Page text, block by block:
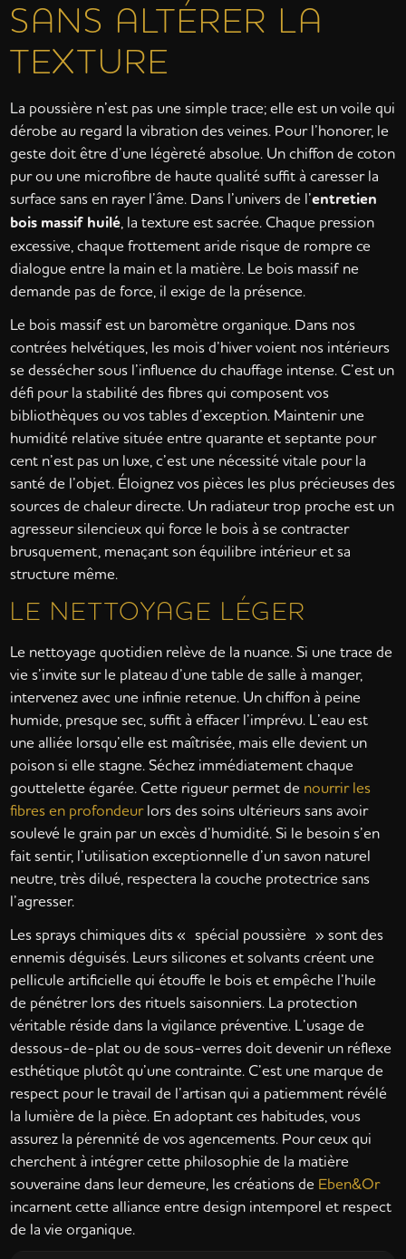
SANS ALTÉRER LA
TEXTURE
La poussière n’est pas une simple trace; elle est un voile qui
dérobe au regard la vibration des veines. Pour l’honorer, le
geste doit être d’une légèreté absolue. Un chiffon de coton
pur ou une microfibre de haute qualité suffit à caresser la
surface sans en rayer l’âme. Dans l’univers de l’entretien
bois massif huilé , la texture est sacrée. Chaque pression
excessive, chaque frottement aride risque de rompre ce
dialogue entre la main et la matière. Le bois massif ne
demande pas de force, il exige de la présence.
Le bois massif est un baromètre organique. Dans nos
contrées helvétiques, les mois d’hiver voient nos intérieurs
se dessécher sous l’influence du chauffage intense. C’est un
défi pour la stabilité des fibres qui composent vos
bibliothèques ou vos tables d’exception. Maintenir une
humidité relative située entre quarante et septante pour
cent n’est pas un luxe, c’est une nécessité vitale pour la
santé de l’objet. Éloignez vos pièces les plus précieuses des
sources de chaleur directe. Un radiateur trop proche est un
agresseur silencieux qui force le bois à se contracter
brusquement, menaçant son équilibre intérieur et sa
structure même.
LE NETTOYAGE LÉGER
Le nettoyage quotidien relève de la nuance. Si une trace de
vie s’invite sur le plateau d’une table de salle à manger,
intervenez avec une infinie retenue. Un chiffon à peine
humide, presque sec, suffit à effacer l’imprévu. L’eau est
une alliée lorsqu’elle est maîtrisée, mais elle devient un
poison si elle stagne. Séchez immédiatement chaque
gouttelette égarée. Cette rigueur permet de nourrir les
fibres en profondeurlors des soins ultérieurs sans avoir
soulevé le grain par un excès d’humidité. Si le besoin s’en
fait sentir, l’utilisation exceptionnelle d’un savon naturel
neutre, très dilué, respectera la couche protectrice sans
l’agresser.
Les sprays chimiques dits « spécial poussière » sont des
ennemis déguisés. Leurs silicones et solvants créent une
pellicule artificielle qui étouffe le bois et empêche l’huile
de pénétrer lors des rituels saisonniers. La protection
véritable réside dans la vigilance préventive. L’usage de
dessous-de-plat ou de sous-verres doit devenir un réflexe
esthétique plutôt qu’une contrainte. C’est une marque de
respect pour le travail de l’artisan qui a patiemment révélé
la lumière de la pièce. En adoptant ces habitudes, vous
assurez la pérennité de vos agencements. Pour ceux qui
cherchent à intégrer cette philosophie de la matière
souveraine dans leur demeure, les créations de Eben&Or
incarnent cette alliance entre design intemporel et respect
de la vie organique.